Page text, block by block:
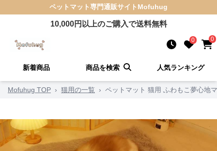
ペットマット専門通販サイト Mofuhug
10,000円以上のご購入で送料無料
0 0
新着商品 商品を検索 人気ランキング
Mofuhug TOP › 猫用の一覧 › ペットマット 猫用 ふわもこ夢心地